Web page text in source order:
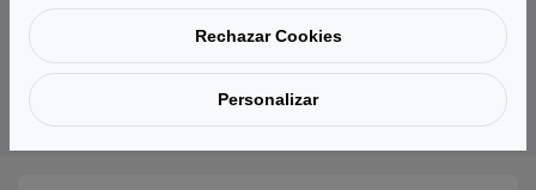
Garantías para Portátiles
Tu opinión nos importa
Rechazar Cookies
Personalizar